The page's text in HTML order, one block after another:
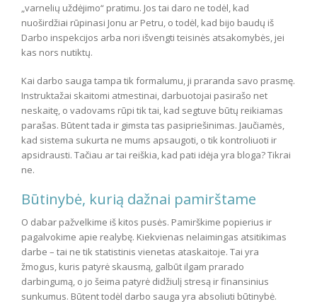
„varnelių uždėjimo“ pratimu. Jos tai daro ne todėl, kad
nuoširdžiai rūpinasi Jonu ar Petru, o todėl, kad bijo baudų iš
Darbo inspekcijos arba nori išvengti teisinės atsakomybės, jei
kas nors nutiktų.
Kai darbo sauga tampa tik formalumu, ji praranda savo prasmę.
Instruktažai skaitomi atmestinai, darbuotojai pasirašo net
neskaitę, o vadovams rūpi tik tai, kad segtuve būtų reikiamas
parašas. Būtent tada ir gimsta tas pasipriešinimas. Jaučiamės,
kad sistema sukurta ne mums apsaugoti, o tik kontroliuoti ir
apsidrausti. Tačiau ar tai reiškia, kad pati idėja yra bloga? Tikrai
ne.
Būtinybė, kurią dažnai pamirštame
O dabar pažvelkime iš kitos pusės. Pamirškime popierius ir
pagalvokime apie realybę. Kiekvienas nelaimingas atsitikimas
darbe – tai ne tik statistinis vienetas ataskaitoje. Tai yra
žmogus, kuris patyrė skausmą, galbūt ilgam prarado
darbingumą, o jo šeima patyrė didžiulį stresą ir finansinius
sunkumus. Būtent todėl darbo sauga yra absoliuti būtinybė.